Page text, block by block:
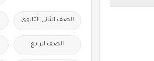
الصف الثانى الثانوى
الصف الرابع